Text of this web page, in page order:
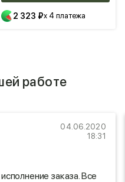
2 323 ₽x 4 платежа
работе
04.06.2020
18:31
заказа. Все